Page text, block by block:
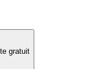
gratuit